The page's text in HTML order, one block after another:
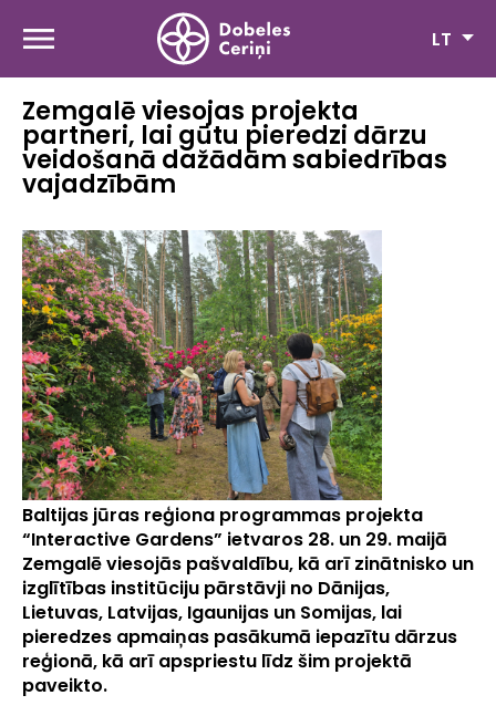
pagrindinį LT
Zemgalē viesojas projekta
partneri, lai gūtu pieredzi dārzu
veidošanā dažādām sabiedrības
vajadzībām
Baltijas jūras reģiona programmas projekta
“Interactive Gardens” ietvaros 28. un 29. maijā
Zemgalē viesojās pašvaldību, kā arī zinātnisko un
izglītības institūciju pārstāvji no Dānijas,
Lietuvas, Latvijas, Igaunijas un Somijas, lai
pieredzes apmaiņas pasākumā iepazītu dārzus
reģionā, kā arī apspriestu līdz šim projektā
paveikto.